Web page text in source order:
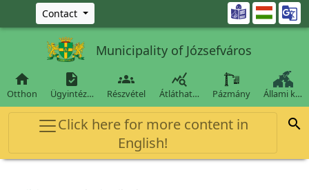
Ugrás a fő tartalomra
Contact 
Municipality of Józsefváros

Otthon

Ügyintéz…

Részvétel

Átláthat… Pázmány Állami k…
Click here for more content in
English!
